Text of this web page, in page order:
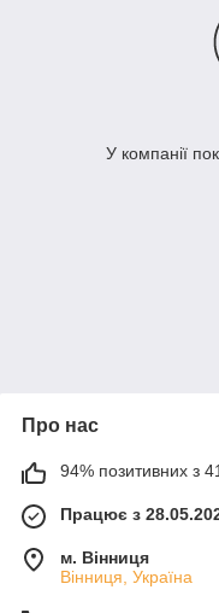
У компанії
Про нас
94% позитивних з
Працює з
м. Вінниця
Вінниця, Україна